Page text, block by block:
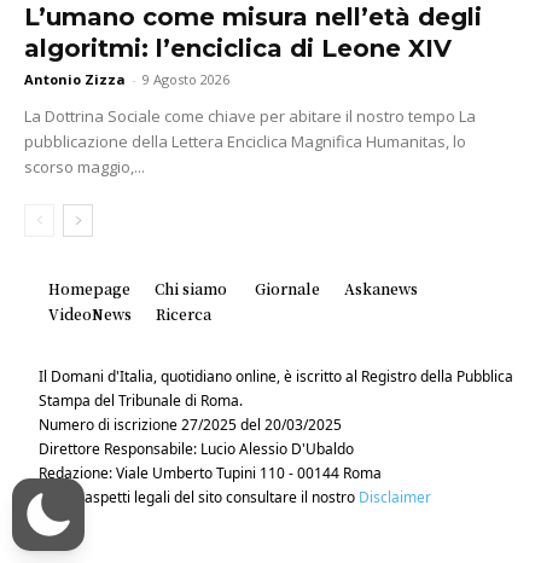
L’umano come misura nell’età degli
algoritmi: l’enciclica di Leone XIV
Antonio Zizza - 9 Agosto 2026
La Dottrina Sociale come chiave per abitare il nostro tempo La
pubblicazione della Lettera Enciclica Magnifica Humanitas, lo
scorso maggio,...
Homepage Chi siamo Giornale
Askanews
VideoNews
Ricerca
Il Domani d'Italia, quotidiano online, è iscritto al Registro della Pubblica
Stampa del Tribunale di Roma.
Numero di iscrizione 27/2025 del 20/03/2025
Direttore Responsabile: Lucio Alessio D'Ubaldo
Redazione: Viale Umberto Tupini 110 - 00144 Roma
Per gli aspetti legali del sito consultare il nostro Disclaimer